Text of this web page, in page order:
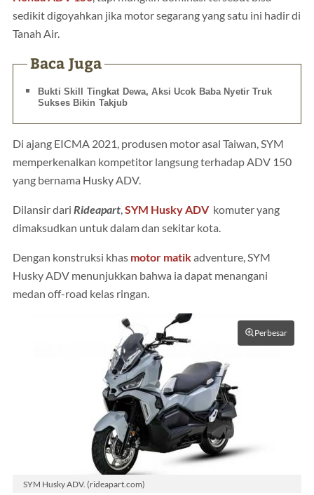
sedikit digoyahkan jika motor segarang yang satu ini hadir di
Tanah Air.
Baca Juga
Bukti Skill Tingkat Dewa, Aksi Ucok Baba Nyetir Truk
Sukses Bikin Takjub
Di ajang EICMA 2021, produsen motor asal Taiwan, SYM
memperkenalkan kompetitor langsung terhadap ADV 150
yang bernama Husky ADV.
Dilansir dari Rideapart,SYM Husky ADVkomuter yang
dimaksudkan untuk dalam dan sekitar kota.
Dengan konstruksi khas motor matikadventure, SYM
Husky ADV menunjukkan bahwa ia dapat menangani
medan off-road kelas ringan.
Perbesar
SYM Husky ADV. (rideapart.com)